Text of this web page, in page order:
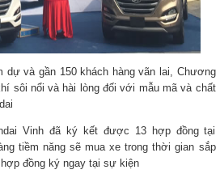
dự và gần 150 khách hàng vãn lai, Chương
sôi nổi và hài lòng đối với mẫu mã và chất
Vinh đã ký kết được 13 hợp đồng tại
tiềm năng sẽ mua xe trong thời gian sắp
đồng ký ngay tại sự kiện